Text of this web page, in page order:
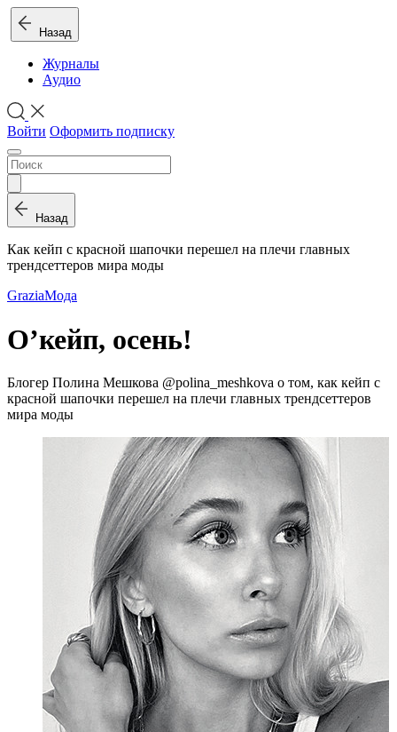
Назад
Журналы
Аудио
Войти Оформить подписку
Назад
Как кейп с красной шапочки перешел на плечи главных
трендсеттеров мира моды
GraziaМода
О’кейп, осень!
Блогер Полина Мешкова @polina_meshkova о том, как кейп с
красной шапочки перешел на плечи главных трендсеттеров
мира моды